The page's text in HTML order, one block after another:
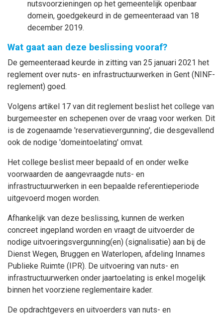
nutsvoorzieningen op het gemeentelijk openbaar
domein, goedgekeurd in de gemeenteraad van 18
december 2019.
Wat gaat aan deze beslissing vooraf?
De gemeenteraad keurde in zitting van 25 januari 2021 het
reglement over nuts- en infrastructuurwerken in Gent (NINF-
reglement) goed.
Volgens artikel 17 van dit reglement beslist het college van
burgemeester en schepenen over de vraag voor werken. Dit
is de zogenaamde 'reservatievergunning', die desgevallend
ook de nodige 'domeintoelating' omvat.
Het college beslist meer bepaald of en onder welke
voorwaarden de aangevraagde nuts- en
infrastructuurwerken in een bepaalde referentieperiode
uitgevoerd mogen worden.
Afhankelijk van deze beslissing, kunnen de werken
concreet ingepland worden en vraagt de uitvoerder de
nodige uitvoeringsvergunning(en) (signalisatie) aan bij de
Dienst Wegen, Bruggen en Waterlopen, afdeling Innames
Publieke Ruimte (IPR). De uitvoering van nuts- en
infrastructuurwerken onder jaartoelating is enkel mogelijk
binnen het voorziene reglementaire kader.
De opdrachtgevers en uitvoerders van nuts- en